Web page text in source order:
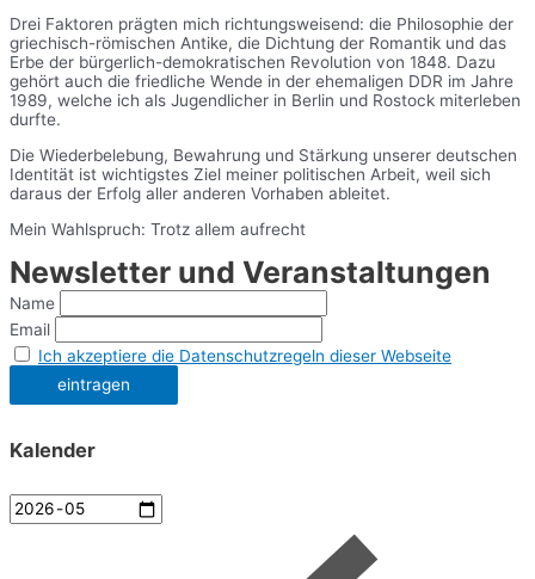
Drei Faktoren prägten mich richtungsweisend: die Philosophie der
griechisch-römischen Antike, die Dichtung der Romantik und das
Erbe der bürgerlich-demokratischen Revolution von 1848. Dazu
gehört auch die friedliche Wende in der ehemaligen DDR im Jahre
1989, welche ich als Jugendlicher in Berlin und Rostock miterleben
durfte.
Die Wiederbelebung, Bewahrung und Stärkung unserer deutschen
Identität ist wichtigstes Ziel meiner politischen Arbeit, weil sich
daraus der Erfolg aller anderen Vorhaben ableitet.
Mein Wahlspruch: Trotz allem aufrecht
Newsletter und Veranstaltungen
Name
Email
Ich akzeptiere die Datenschutzregeln dieser Webseite
Kalender